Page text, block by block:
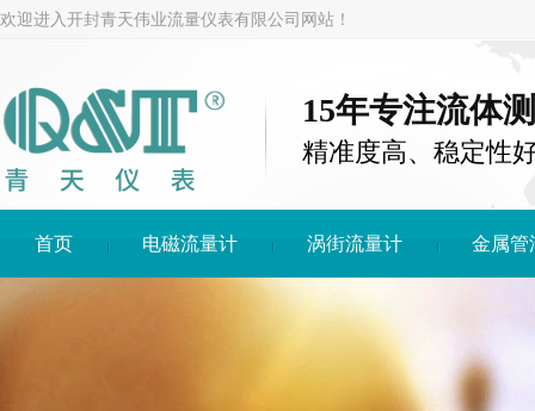
欢迎进入开封青天伟业流量仪表有限公司网站！
15年专注流体
精准度高、稳定性
首页 电磁流量计 涡街流量计 金属管